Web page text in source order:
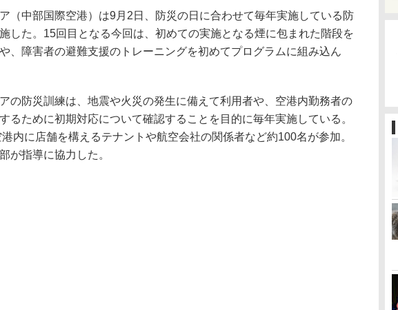
（中部国際空港）は9月2日、防災の日に合わせて毎年実施している防
した。15回目となる今回は、初めての実施となる煙に包まれた階段を
、障害者の避難支援のトレーニングを初めてプログラムに組み込ん
の防災訓練は、地震や火災の発生に備えて利用者や、空港内勤務者の
るために初期対応について確認することを目的に毎年実施している。
内に店舗を構えるテナントや航空会社の関係者など約100名が参加。
が指導に協力した。